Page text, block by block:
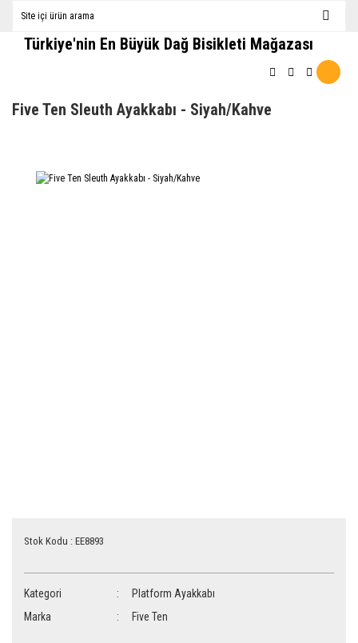
Türkiye'nin En Büyük Dağ Bisikleti Mağazası
Five Ten Sleuth Ayakkabı - Siyah/Kahve
Stok Kodu : EE8893
Kategori
Platform Ayakkabı
Marka
Five Ten